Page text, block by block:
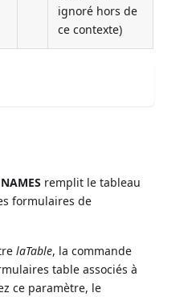
ignoré hors de
ce contexte)
remplit le tableau
formulaires de
laTable, la commande
table associés à
ce paramètre, le